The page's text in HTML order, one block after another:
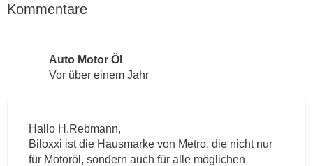
Kommentare
Auto Motor Öl
Vor über einem Jahr
Hallo H.Rebmann,
Biloxxi ist die Hausmarke von Metro, die nicht nur
für Motoröl, sondern auch für alle möglichen